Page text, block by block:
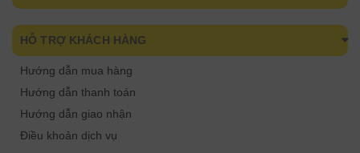
HỖ TRỢ KHÁCH HÀNG
Hướng dẫn mua hàng
Hướng dẫn thanh toán
Hướng dẫn giao nhận
Điều khoản dịch vụ